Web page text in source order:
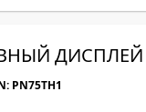
ДИСПЛЕЙ
PN75ТН1